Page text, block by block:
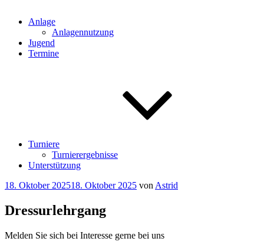
Anlage
Anlagennutzung
Jugend
Termine
Turniere
Turnierergebnisse
Unterstützung
Veröffentlicht
18. Oktober 202518. Oktober 2025 von Astrid
Dressurlehrgang
Melden Sie sich bei Interesse gerne bei uns